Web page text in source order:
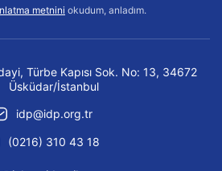
metnini okudum, anladım.
Türbe Kapısı Sok. No: 13, 34672
Üsküdar/İstanbul
idp@idp.org.tr
(0216) 310 43 18